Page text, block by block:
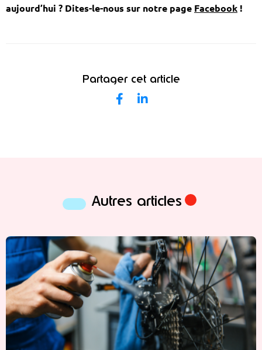
aujourd’hui ? Dites-le-nous sur notre page Facebook !
Partager cet article
Autres articles